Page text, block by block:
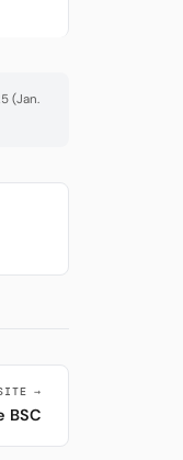
(Jan.
→
BSC